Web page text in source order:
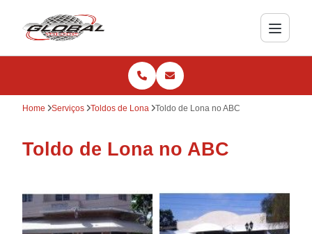
Home Serviços Toldos de Lona Toldo de Lona no ABC
Toldo de Lona no ABC